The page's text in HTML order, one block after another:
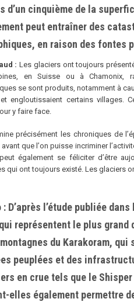
dʼun cinquième de la
peut entraîner des
en raison des fontes
:Les glaciers ont toujours
en Suisse ou à Chamonix,
se sont produits, notamment à
et engloutissaient certains villages.
y faire face.
précisément les chroniques de
que lʼon puisse incriminer
également se féliciter dʼêtre
qui ont toujours existé. Les glaciers
Dʼaprès lʼétude publiée
représentent le plus grand
du Karakoram, qui
peuplées et des
en crue tels que le
elles également permettre